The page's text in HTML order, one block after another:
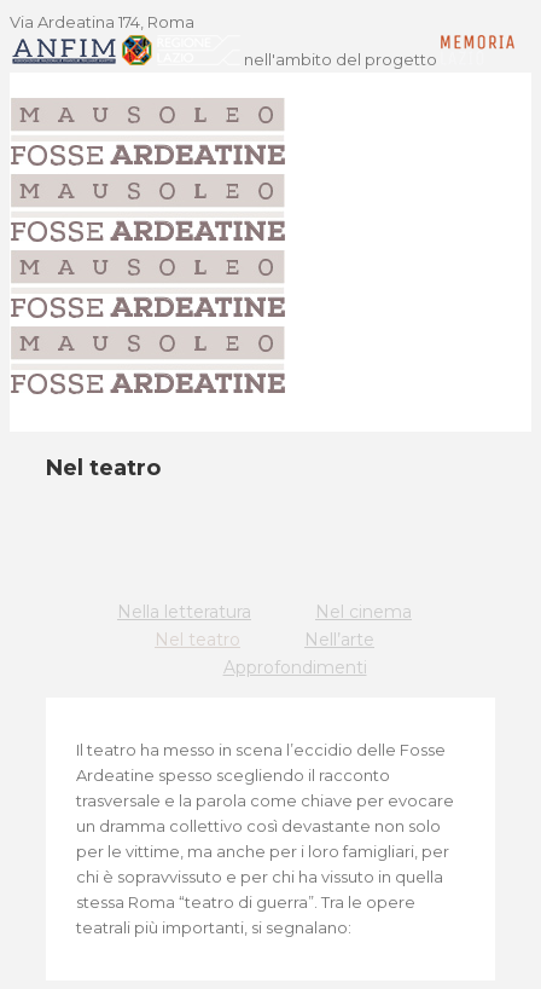
Via Ardeatina 174, Roma
nell'ambito del progetto
Nel teatro
Nella letteratura
Nel cinema
Nel teatro
Nell’arte
Approfondimenti
Il teatro ha messo in scena l’eccidio delle Fosse
Ardeatine spesso scegliendo il racconto
trasversale e la parola come chiave per evocare
un dramma collettivo così devastante non solo
per le vittime, ma anche per i loro famigliari, per
chi è sopravvissuto e per chi ha vissuto in quella
stessa Roma “teatro di guerra”. Tra le opere
teatrali più importanti, si segnalano: